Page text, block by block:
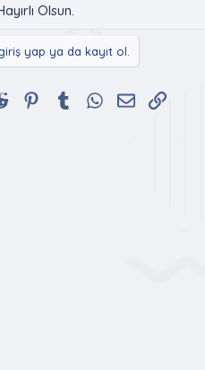
Olsun.
yap ya da kayıt ol.
Reddit Pinterest
TumblrWhatsApp
E-posta